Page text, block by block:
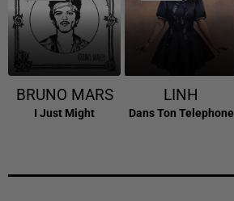
BRUNO MARS
I Just Might
LINH
Dans Ton Telephone